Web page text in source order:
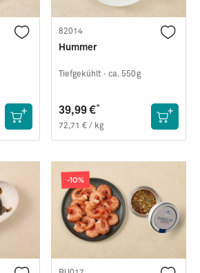
82014
Hummer
Tiefgekühlt · ca. 550g
39,99 €*
72,71 € / kg
-10%